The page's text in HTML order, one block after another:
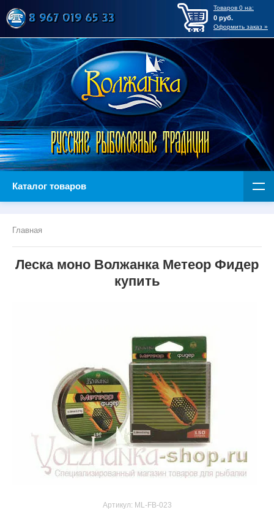
Товаров 0 на:
0 руб.
Оформить заказ »
Каталог товаров
Главная
Леска моно Волжанка Метеор Фидер
купить
Артикул: ML-FB-023